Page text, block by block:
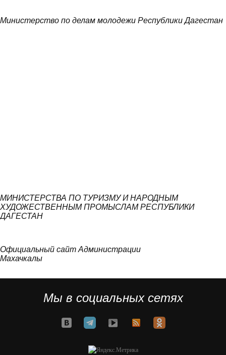
Министерство по делам молодежи Республики Дагестан
МИНИСТЕРСТВА ПО ТУРИЗМУ И НАРОДНЫМ
ХУДОЖЕСТВЕННЫМ ПРОМЫСЛАМ РЕСПУБЛИКИ
ДАГЕСТАН
Официальный сайт Администрации
Махачкалы
Мы в социальных сетях